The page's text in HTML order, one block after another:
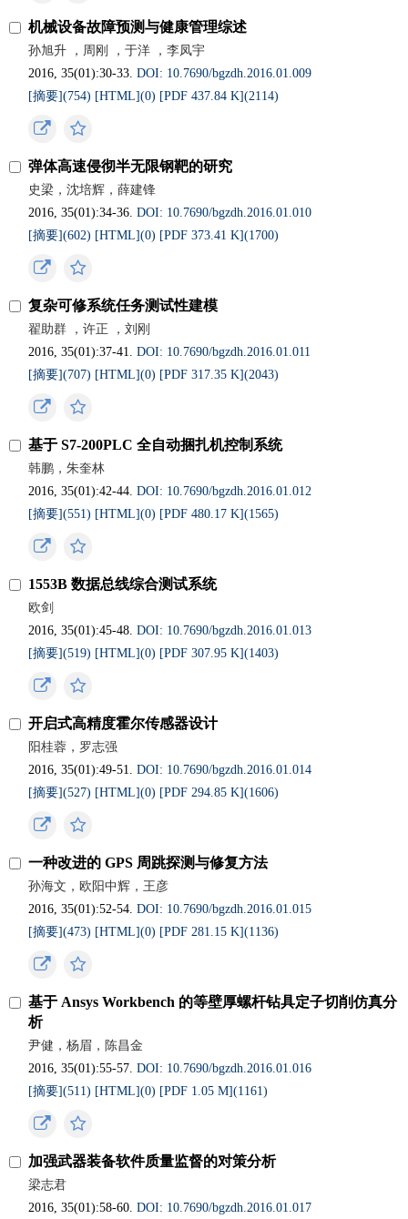
机械设备故障预测与健康管理综述
孙旭升 ，周刚 ，于洋 ，李凤宇
2016, 35(01):30-33.DOI: 10.7690/bgzdh.2016.01.009
[摘要](754) [HTML](0) [PDF 437.84 K](2114)
弹体高速侵彻半无限钢靶的研究
史梁，沈培辉，薛建锋
2016, 35(01):34-36.DOI: 10.7690/bgzdh.2016.01.010
[摘要](602) [HTML](0) [PDF 373.41 K](1700)
复杂可修系统任务测试性建模
翟助群 ，许正 ，刘刚
2016, 35(01):37-41.DOI: 10.7690/bgzdh.2016.01.011
[摘要](707) [HTML](0) [PDF 317.35 K](2043)
基于 S7-200PLC 全自动捆扎机控制系统
韩鹏，朱奎林
2016, 35(01):42-44.DOI: 10.7690/bgzdh.2016.01.012
[摘要](551) [HTML](0) [PDF 480.17 K](1565)
1553B 数据总线综合测试系统
欧剑
2016, 35(01):45-48.DOI: 10.7690/bgzdh.2016.01.013
[摘要](519) [HTML](0) [PDF 307.95 K](1403)
开启式高精度霍尔传感器设计
阳桂蓉，罗志强
2016, 35(01):49-51.DOI: 10.7690/bgzdh.2016.01.014
[摘要](527) [HTML](0) [PDF 294.85 K](1606)
一种改进的 GPS 周跳探测与修复方法
孙海文，欧阳中辉，王彦
2016, 35(01):52-54.DOI: 10.7690/bgzdh.2016.01.015
[摘要](473) [HTML](0) [PDF 281.15 K](1136)
基于 Ansys Workbench 的等壁厚螺杆钻具定子切削仿真分
析
尹健，杨眉，陈昌金
2016, 35(01):55-57.DOI: 10.7690/bgzdh.2016.01.016
[摘要](511) [HTML](0) [PDF 1.05 M](1161)
加强武器装备软件质量监督的对策分析
梁志君
2016, 35(01):58-60.DOI: 10.7690/bgzdh.2016.01.017